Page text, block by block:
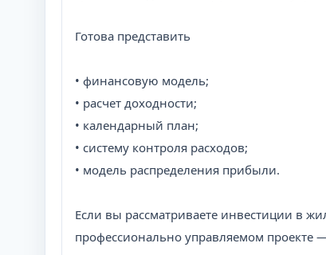
Готова представить
• финансовую модель;
• расчет доходности;
• календарный план;
• систему контроля расходов;
• модель распределения прибыли.
Если вы рассматриваете инвестиции в
профессионально управляемом проекте